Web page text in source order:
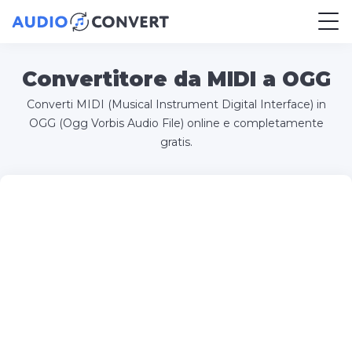
Convertitore da MIDI a OGG
Converti MIDI (Musical Instrument Digital Interface) in
OGG (Ogg Vorbis Audio File) online e completamente
gratis.